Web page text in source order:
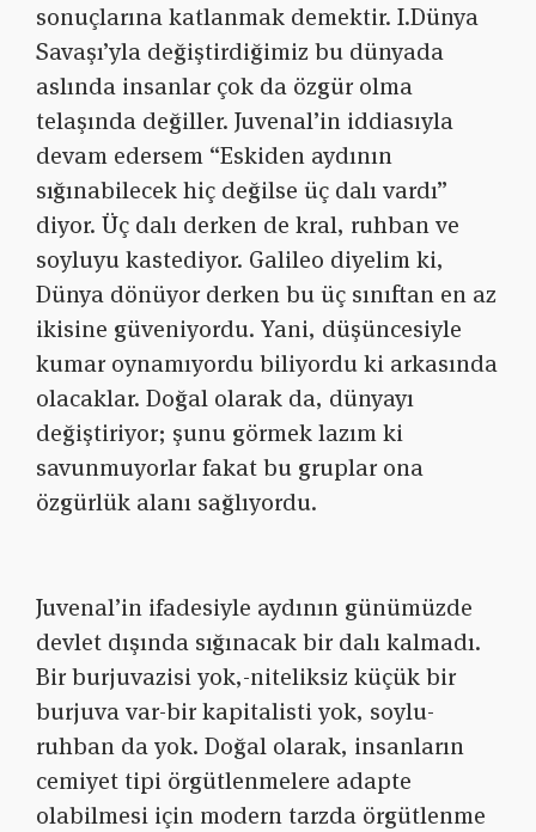
sonuçlarına katlanmak demektir. I.Dünya
Savaşı’yla değiştirdiğimiz bu dünyada
aslında insanlar çok da özgür olma
telaşında değiller. Juvenal’in iddiasıyla
devam edersem “Eskiden aydının
sığınabilecek hiç değilse üç dalı vardı”
diyor. Üç dalı derken de kral, ruhban ve
soyluyu kastediyor. Galileo diyelim ki,
Dünya dönüyor derken bu üç sınıftan en az
ikisine güveniyordu. Yani, düşüncesiyle
kumar oynamıyordu biliyordu ki arkasında
olacaklar. Doğal olarak da, dünyayı
değiştiriyor; şunu görmek lazım ki
savunmuyorlar fakat bu gruplar ona
özgürlük alanı sağlıyordu.
Juvenal’in ifadesiyle aydının günümüzde
devlet dışında sığınacak bir dalı kalmadı.
Bir burjuvazisi yok,-niteliksiz küçük bir
burjuva var-bir kapitalisti yok, soylu-
ruhban da yok. Doğal olarak, insanların
cemiyet tipi örgütlenmelere adapte
olabilmesi için modern tarzda örgütlenme